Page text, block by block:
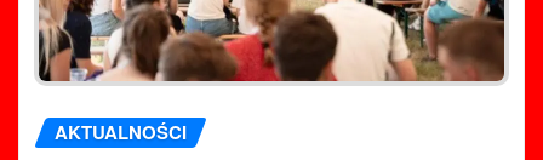
AKTUALNOŚCI